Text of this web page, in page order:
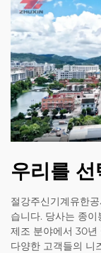
우리를
절강주신기계유한
습니다. 당사는 종
제조 분야에서 30년
다양한 고객들의 니